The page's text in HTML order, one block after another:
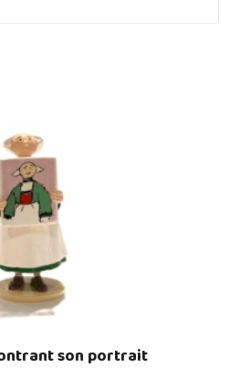
son portrait